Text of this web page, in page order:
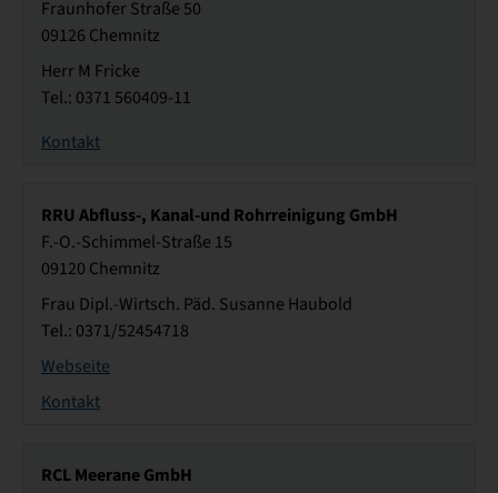
Fraunhofer Straße 50
09126 Chemnitz
Herr M Fricke
Tel.: 0371 560409-11
Kontakt
RRU Abfluss-, Kanal-und Rohrreinigung GmbH
F.-O.-Schimmel-Straße 15
09120 Chemnitz
Frau Dipl.-Wirtsch. Päd. Susanne Haubold
Tel.: 0371/52454718
Webseite
Kontakt
RCL Meerane GmbH